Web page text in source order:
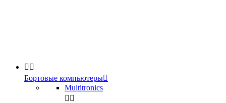
 
Бортовые компьютеры
Multitronics
 